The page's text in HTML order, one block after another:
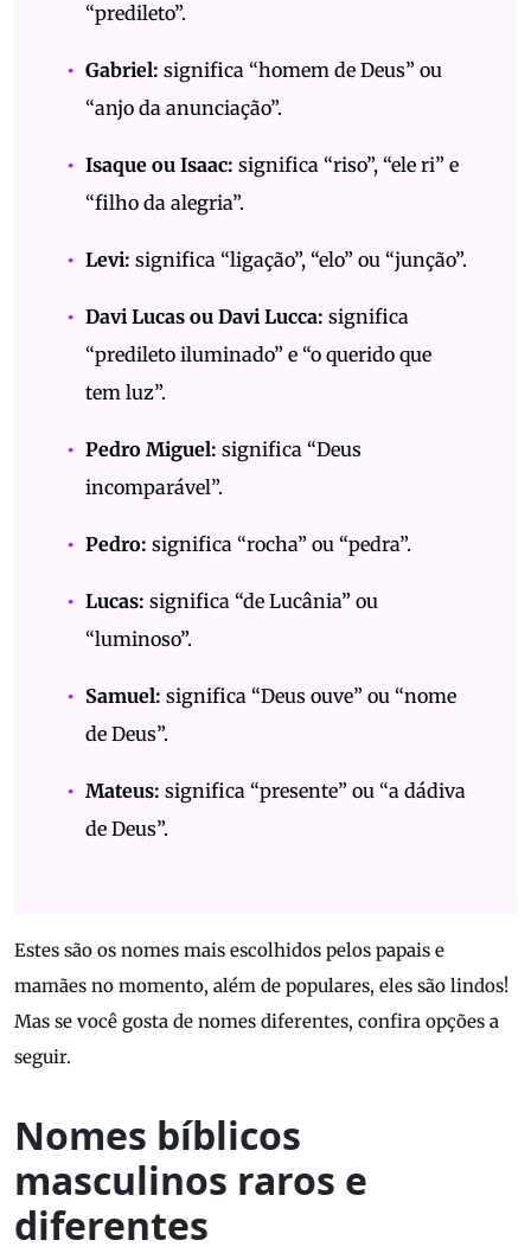
“predileto”.
Gabriel: significa “homem de Deus” ou
“anjo da anunciação”.
Isaque ou Isaac: significa “riso”, “ele ri” e
“filho da alegria”.
Levi: significa “ligação”, “elo” ou “junção”.
Davi Lucas ou Davi Lucca: significa
“predileto iluminado” e “o querido que
tem luz”.
Pedro Miguel: significa “Deus
incomparável”.
Pedro: significa “rocha” ou “pedra”.
Lucas: significa “de Lucânia” ou
“luminoso”.
Samuel: significa “Deus ouve” ou “nome
de Deus”.
Mateus: significa “presente” ou “a dádiva
de Deus”.
Estes são os nomes mais escolhidos pelos papais e
mamães no momento, além de populares, eles são lindos!
Mas se você gosta de nomes diferentes, confira opções a
seguir.
Nomes bíblicos
masculinos raros e
diferentes